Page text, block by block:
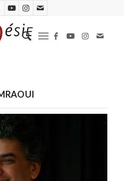
Photo Fanny Batt